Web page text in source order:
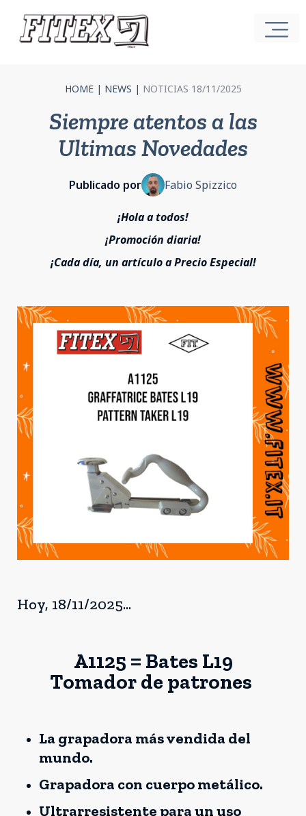
HOME| NEWS | NOTICIAS 18/11/2025
Siempre atentos a las
Ultimas Novedades
Publicado por Fabio Spizzico
¡Hola a todos!
¡Promoción diaria!
¡Cada día, un artículo a Precio Especial!
Hoy, 18/11/2025...
A1125 = Bates L19
Tomador de patrones
La grapadora más vendida del
mundo.
Grapadora con cuerpo metálico.
Ultrarresistente para un uso